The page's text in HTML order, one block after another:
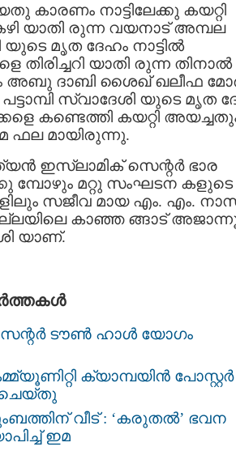
കാരണം നാട്ടിലേക്കു കയറ്റി
യാതി രുന്ന വയനാട് അമ്പല
മൃത ദേഹം നാട്ടിൽ
തിരിച്ചറി യാതി രുന്ന തിനാല്‍
അബു ദാബി ശൈഖ് ഖലീഫ
പട്ടാമ്പി സ്വാദേശി യുടെ മൃത
കണ്ടെത്തി കയറ്റി
ഫല മായിരുന്നു.
ഇസ്ലാമിക് സെന്റര്‍ ഭാര
മ്പോഴും മറ്റു സംഘടന കളുടെ
സജീവ മായ എം. എം.
കാഞ്ഞ ങ്ങാട്
യാണ്.
ടൗൺ ഹാൾ യോഗം
ക്യാമ്പയിൻ പോസ്റ്റർ
ചെയ്തു
വീട് : ‘കരുതൽ’ ഭവന
ഇമ